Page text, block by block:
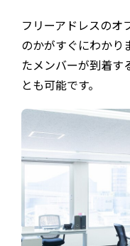
フリーアドレスのオ
のかがすぐにわかり
たメンバーが到着す
とも可能です。